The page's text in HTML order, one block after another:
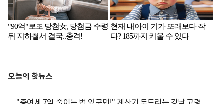
오늘의 핫뉴스